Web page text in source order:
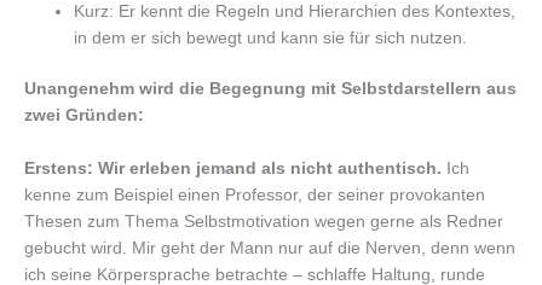
Kurz: Er kennt die Regeln und Hierarchien des Kontextes,
in dem er sich bewegt und kann sie für sich nutzen.
Unangenehm wird die Begegnung mit Selbstdarstellern aus
zwei Gründen:
Erstens: Wir erleben jemand als nicht authentisch. Ich
kenne zum Beispiel einen Professor, der seiner provokanten
Thesen zum Thema Selbstmotivation wegen gerne als Redner
gebucht wird. Mir geht der Mann nur auf die Nerven, denn wenn
ich seine Körpersprache betrachte – schlaffe Haltung, runde